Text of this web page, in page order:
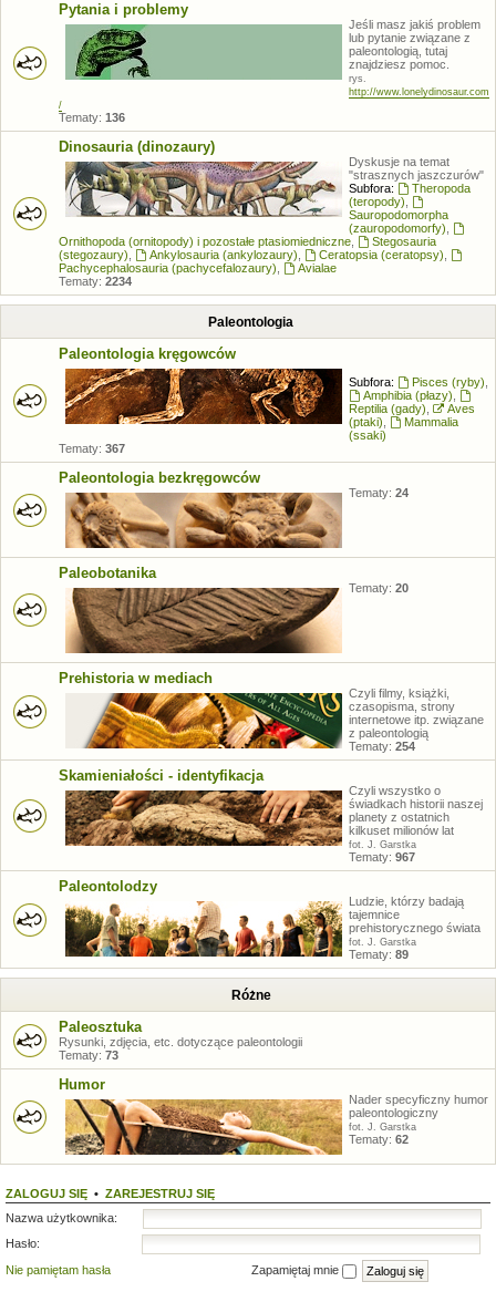
Pytania i problemy
Jeśli masz jakiś problem
lub pytanie związane z
paleontologią, tutaj
znajdziesz pomoc.
rys.
http://www.lonelydinosaur.com
/
Tematy: 136
Dinosauria (dinozaury)
Dyskusje na temat
"strasznych jaszczurów"
Subfora:
Theropoda
(teropody)
Sauropodomorpha
(zauropodomorfy)
Ornithopoda (ornitopody) i pozostałe ptasiomiedniczne
Stegosauria
(stegozaury)
Ankylosauria (ankylozaury) Ceratopsia (ceratopsy)
Pachycephalosauria (pachycefalozaury)
Avialae
Tematy: 2234
Paleontologia
Paleontologia kręgowców
Subfora: Pisces (ryby)
Amphibia (płazy)
Reptilia (gady)
Aves
(ptaki)
Mammalia
(ssaki)
Tematy: 367
Paleontologia bezkręgowców
Tematy: 24
Paleobotanika
Tematy: 20
Prehistoria w mediach
Czyli filmy, książki,
czasopisma, strony
internetowe itp. związane
z paleontologią
Tematy: 254
Skamieniałości - identyfikacja
Czyli wszystko o
świadkach historii naszej
planety z ostatnich
kilkuset milionów lat
fot. J. Garstka
Tematy: 967
Paleontolodzy
Ludzie, którzy badają
tajemnice
prehistorycznego świata
fot. J. Garstka
Tematy: 89
Różne
Paleosztuka
Rysunki, zdjęcia, etc. dotyczące paleontologii
Tematy: 73
Humor
Nader specyficzny humor
paleontologiczny
fot. J. Garstka
Tematy: 62
ZALOGUJ SIĘ • ZAREJESTRUJ SIĘ
Nazwa użytkownika:
Hasło:
Nie pamiętam hasła
Zapamiętaj mnie